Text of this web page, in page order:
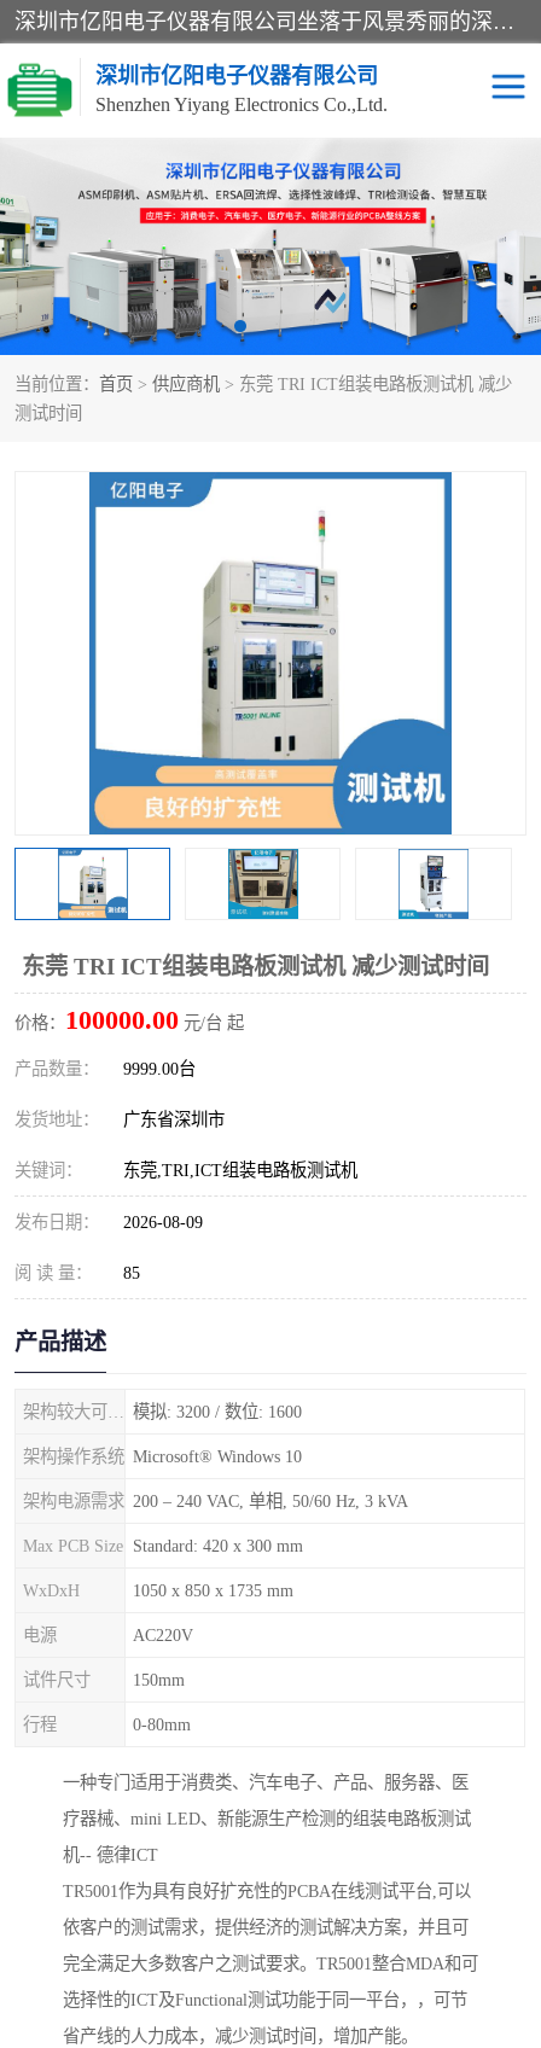
深圳市亿阳电子仪器有限公司坐落于风景秀丽的深圳市光明区，集SMT设备销售务为一体，努力为客户提供电子装配解决方案。与行业**SMT设备厂商：ASM（印刷机，锡膏检查机，贴片机），德国ERSA（爱莎）建立了稳固的代理合作关系，销售的设备一直保持**电子装配行业未来发展方向，能够满足客户各种繁杂产品的生产应用。
深圳市亿阳电子仪器有限公司
Shenzhen Yiyang Electronics Co.,Ltd.
当前位置： 首页 > 供应商机 > 东莞 TRI ICT组装电路板测试机 减少
测试时间
东莞 TRI ICT组装电路板测试机 减少测试时间
价格： 100000.00 元/台 起
产品数量： 9999.00台
发货地址： 广东省深圳市
关键词： 东莞,TRI,ICT组装电路板测试机
发布日期： 2026-08-09
阅 读 量： 85
产品描述
模拟: 3200 / 数位: 1600
架构操作系统 Microsoft® Windows 10
架构电源需求 200 – 240 VAC, 单相, 50/60 Hz, 3 kVA
Max PCB Size Standard: 420 x 300 mm
WxDxH 1050 x 850 x 1735 mm
电源 AC220V
试件尺寸 150mm
行程 0-80mm
一种专门适用于消费类、汽车电子、产品、服务器、医
疗器械、mini LED、新能源生产检测的组装电路板测试
机-- 德律ICT
TR5001作为具有良好扩充性的PCBA在线测试平台,可以
依客户的测试需求，提供经济的测试解决方案，并且可
完全满足大多数客户之测试要求。TR5001整合MDA和可
选择性的ICT及Functional测试功能于同一平台，，可节
省产线的人力成本，减少测试时间，增加产能。
SX全自动高速贴片机 E系列中速贴片机
NeoHorizon全自动锡膏印
刷机
选择性波峰焊
VERSAFLOW-335
回流焊HOTFLOW 3/20e 波峰焊
BGA返修台HR600/2 自动光学检测TR7700QE
自动光学检测TR7710 XS全自动高速贴片机
TX 全自动高速贴片机